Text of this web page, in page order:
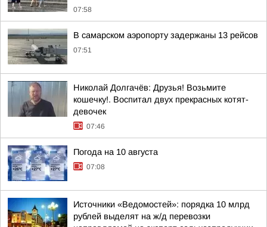
07:58
В самарском аэропорту задержаны 13 рейсов
07:51
Николай Долгачёв: Друзья! Возьмите
кошечку!. Воспитал двух прекрасных котят-
девочек
07:46
Погода на 10 августа
07:08
Источники «Ведомостей»: порядка 10 млрд
рублей выделят на ж/д перевозки